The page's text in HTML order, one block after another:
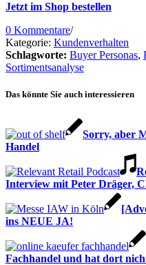
Jetzt im Shop bestellen
0 Kommentare/
Kategorie: Kundenverhalten
Schlagworte: Buyer Personas,
Sortimentsanalyse
Das könnte Sie auch interessieren
Sorry, aber
Handel
Interview mit Peter Dräger,
ins NEUE JA!
Fachhandel und hat dort